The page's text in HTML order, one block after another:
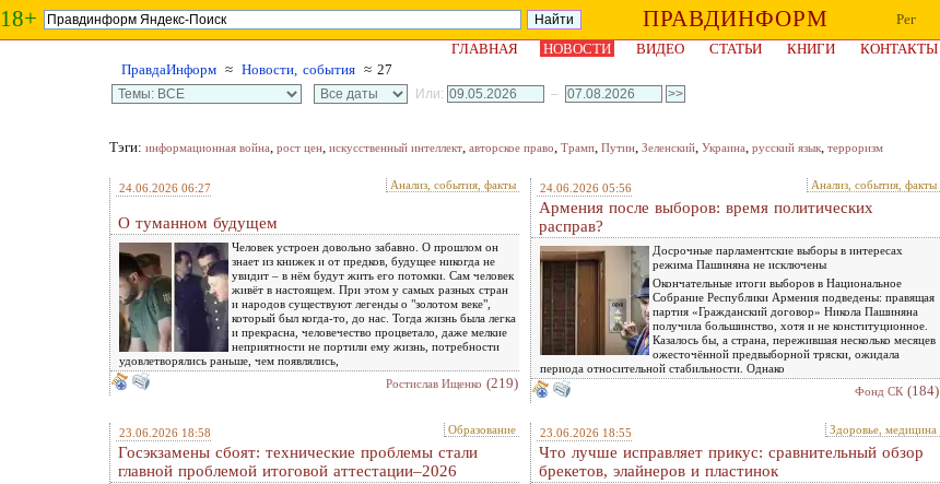
18+ ПРАВДИНФОРМ
Рег
ГЛАВНАЯ
НОВОСТИ ВИДЕО СТАТЬИ КНИГИ КОНТАКТЫ
ПравдаИнформ ≈ Новости, события ≈ 27
Или: –
Тэги: информационная война, рост цен, искусственный интеллект, авторское право, Трамп, Путин, Зеленский, Украина, русский язык, терроризм
24.06.2026 06:27 Анализ, события, факты
О туманном будущем
Человек устроен довольно забавно. О прошлом он
знает из книжек и от предков, будущее никогда не
увидит – в нём будут жить его потомки. Сам человек
живёт в настоящем. При этом у самых разных стран
и народов существуют легенды о "золотом веке",
который был когда-то, до нас. Тогда жизнь была легка
и прекрасна, человечество процветало, даже мелкие
неприятности не портили ему жизнь, потребности
удовлетворялись раньше, чем появлялись,
Ростислав Ищенко (219)
24.06.2026 05:56 Анализ, события, факты
Армения после выборов: время политических
расправ?
Досрочные парламентские выборы в интересах
режима Пашиняна не исключены
Окончательные итоги выборов в Национальное
Собрание Республики Армения подведены: правящая
партия «Гражданский договор» Никола Пашиняна
получила большинство, хотя и не конституционное.
Казалось бы, а страна, пережившая несколько месяцев
ожесточённой предвыборной тряски, ожидала
периода относительной стабильности. Однако
Фонд СК (184)
23.06.2026 18:58 Образование
Госэкзамены сбоят: технические проблемы стали
главной проблемой итоговой аттестации–2026
23.06.2026 18:55 Здоровье, медицина
Что лучше исправляет прикус: сравнительный обзор
брекетов, элайнеров и пластинок